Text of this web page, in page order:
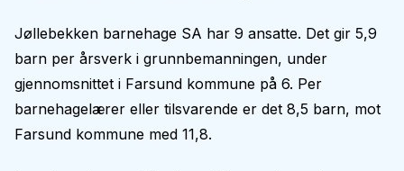
Jøllebekken barnehage SA har 9 ansatte. Det gir 5,9
barn per årsverk i grunnbemanningen, under
gjennomsnittet i Farsund kommune på 6. Per
barnehagelærer eller tilsvarende er det 8,5 barn, mot
Farsund kommune med 11,8.